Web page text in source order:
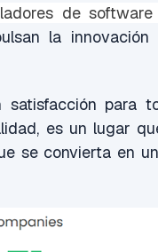
de
la
satisfacción para
es un lugar
se convierta en